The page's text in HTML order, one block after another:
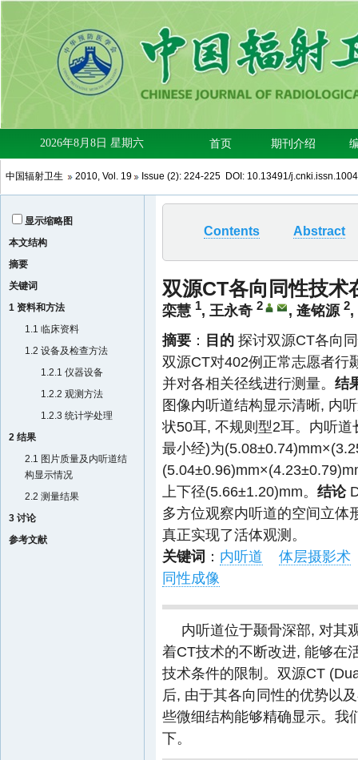
中国辐射卫生 2010, Vol. 19 Issue (2): 224-225 DOI: 10.13491/
显示缩略图
本文结构
摘要
关键词
1 资料和方法
1.1 临床资料
1.2 设备及检查方法
1.2.1 仪器设备
1.2.2 观测方法
1.2.3 统计学处理
2 结果
2.1 图片质量及内听道结
构显示情况
2.2 测量结果
3 讨论
参考文献
Contents Abstract
双源CT各向同性技术
栾慧 1, 王永奇 2 , 逄铭源 2,
摘要 ： 目的 探讨双源CT各向
双源CT对402例正常志愿者行
并对各相关径线进行测量。 结
图像内听道结构显示清晰, 内
状50耳, 不规则型2耳。内听
最小经)为
上下径(5.66±1.20)mm。 结论
多方位观察内听道的空间立体
真正实现了活体观测。
关键词 ： 内听道
体层摄影术
同性成像
内听道位于颞骨深部, 对其
着CT技术的不断改进, 能够在
技术条件的限制。双源CT
后, 由于其各向同性的优势以
些微细结构能够精确显示。我
下。